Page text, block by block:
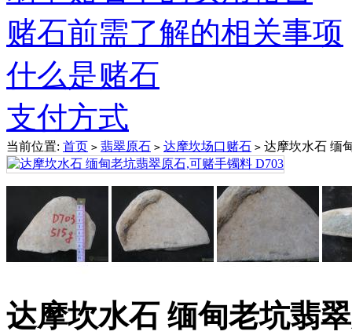
赌石前需了解的相关事项
什么是赌石
支付方式
当前位置: 首页 > 翡翠原石 > 达摩坎场口赌石 > 达摩坎水石 缅
达摩坎水石 缅甸老坑翡